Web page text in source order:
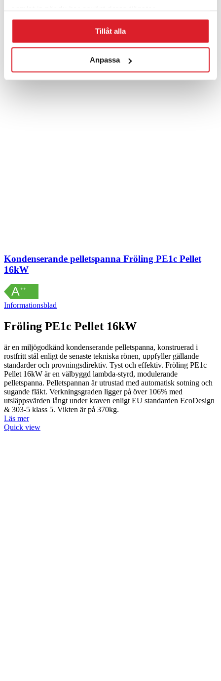
Tillåt alla
Anpassa
Kondenserande pelletspanna Fröling PE1c Pellet
16kW
A++
Informationsblad
Fröling PE1c Pellet 16kW
är en miljögodkänd kondenserande pelletspanna, konstruerad i
rostfritt stål enligt de senaste tekniska rönen, uppfyller gällande
standarder och provningsdirektiv. Tyst och effektiv. Fröling PE1c
Pellet 16kW är en välbyggd lambda-styrd, modulerande
pelletspanna. Pelletspannan är utrustad med automatisk sotning och
sugande fläkt. Verkningsgraden ligger på över 106% med
utsläppsvärden långt under kraven enligt EU standarden EcoDesign
& 303-5 klass 5. Vikten är på 370kg.
Läs mer
Quick view